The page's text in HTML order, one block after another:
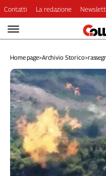
Video
Dirette
Longform
Copertine
Economia
Lavoro
Ambiente
Diritti
Welfare
Italia
Contatti La redazione
Home page>Archivio Storico>